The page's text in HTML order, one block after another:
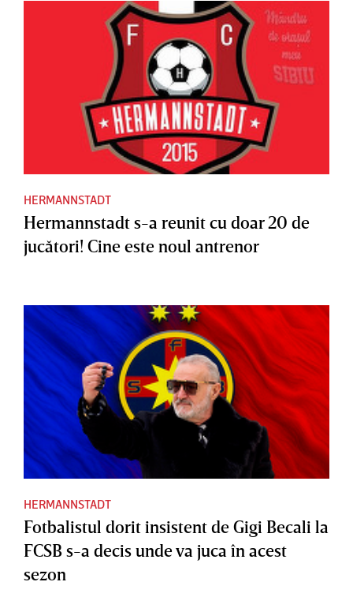
HERMANNSTADT
Hermannstadt s-a reunit cu doar 20 de
jucători! Cine este noul antrenor
HERMANNSTADT
Fotbalistul dorit insistent de Gigi Becali la
FCSB s-a decis unde va juca în acest
sezon